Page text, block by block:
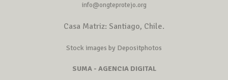
info@ongteprotejo.org
Casa Matriz: Santiago, Chile.
Stock images by Depositphotos
SUMA - AGENCIA DIGITAL